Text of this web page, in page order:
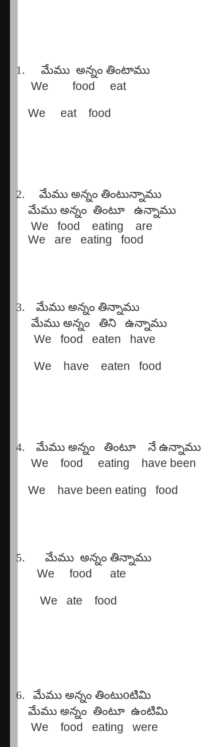
1. మేము అన్నం తింటాము
We
food eat
We eat food
2. మేము అన్నం తింటున్నాము
మేము అన్నం తింటూ
ఉన్నాము
We
food eating
are
We
are eating food
3. మేము అన్నం తిన్నాము
మేము అన్నం తిని
ఉన్నాము
We
food eaten have
We have eaten food
4. మేము అన్నం తింటూ నే ఉన్నాము
We
food eating have been
We have been eating food
5. మేము అన్నం తిన్నాము
We
food ate
We ate food
6. మేము అన్నం తింటుoటిమి
మేము అన్నం తింటూ ఉంటిమి
We
food eating were